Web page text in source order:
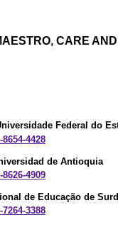
CARE
Federal do
4428
de Antioquia
4909
de Educação de
3388